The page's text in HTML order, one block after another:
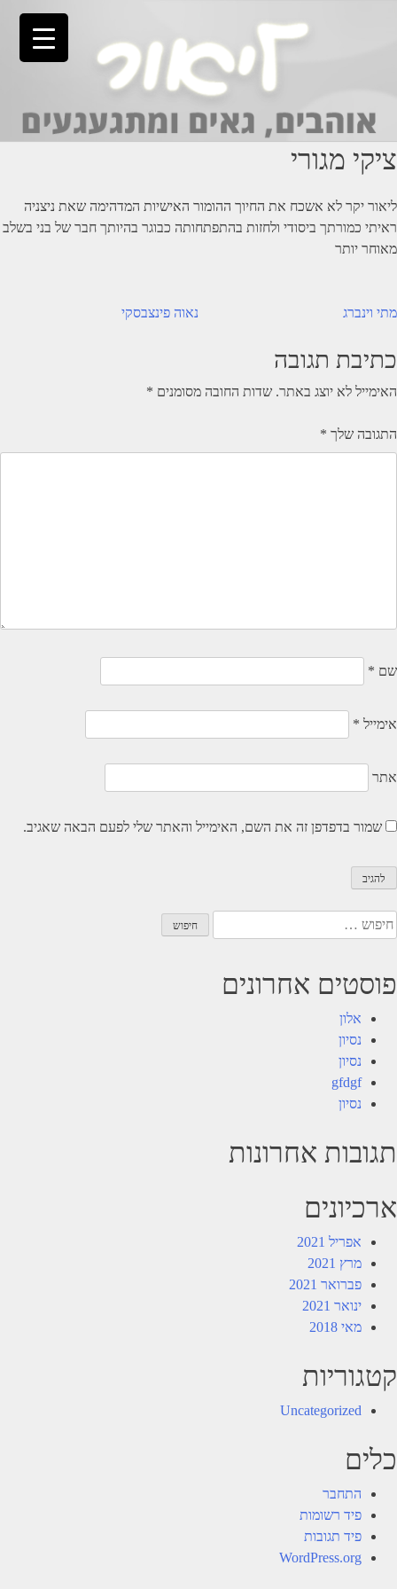
ציקי מגורי
ליאור יקר לא אשכח את החיוך ההומור האישיות המדהימה שאת ניצניה
ראיתי כמורתך ביסודי ולחזות בהתפתחותה כבוגר בהיותך חבר של בני בשלב
מאוחר יותר
ניווט נאוה פינצבסקי מתי וינברג
כתיבת תגובה
האימייל לא יוצג באתר. שדות החובה מסומנים *
התגובה שלך *
שם *
אימייל *
אתר
שמור בדפדפן זה את השם, האימייל והאתר שלי לפעם הבאה שאגיב.
חיפוש:
פוסטים אחרונים
אלון
נסיון
נסיון
gfdgf
נסיון
תגובות אחרונות
ארכיונים
אפריל 2021
מרץ 2021
פברואר 2021
ינואר 2021
מאי 2018
קטגוריות
Uncategorized
כלים
התחבר
פיד רשומות
פיד תגובות
WordPress.org